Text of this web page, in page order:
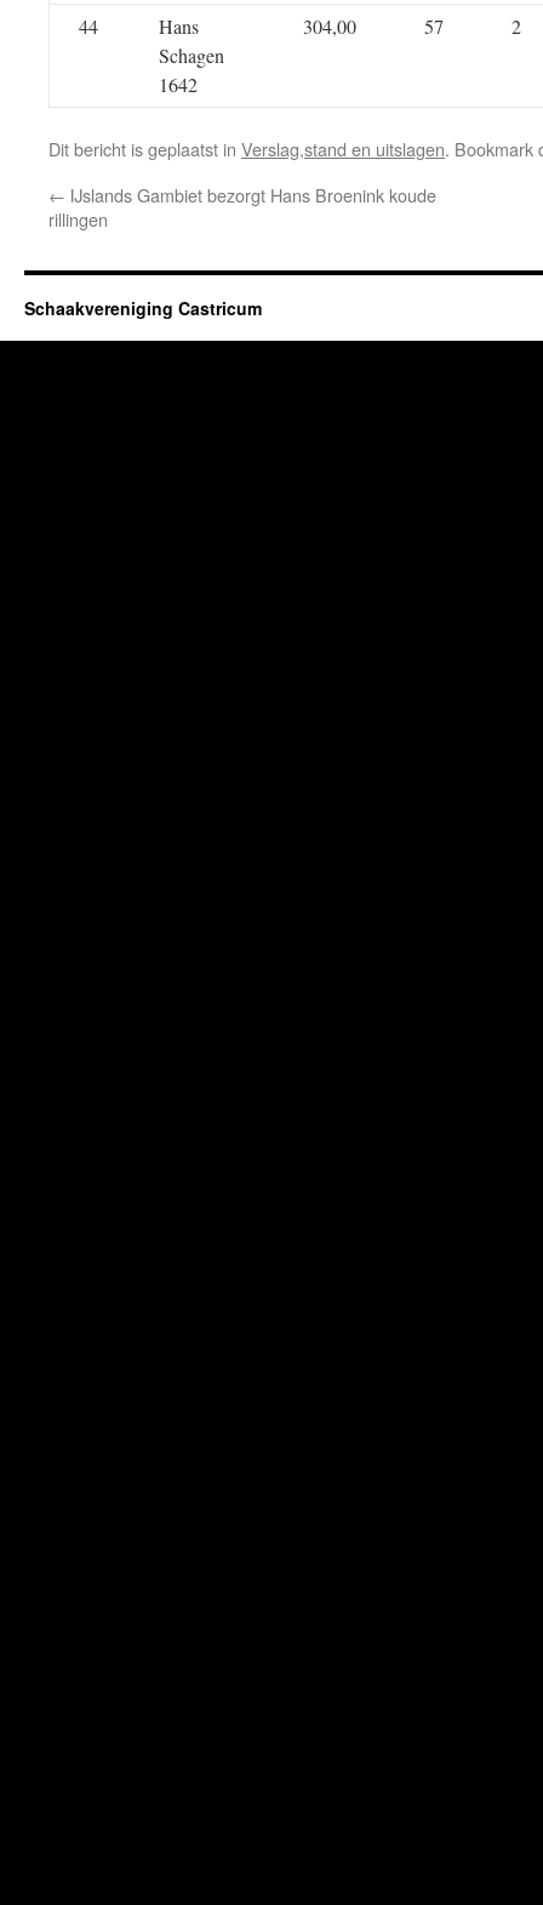
44
Hans
Schagen
1642
304,00 57 2
Dit bericht is geplaatst in Verslag,stand en uitslagen. Bookmark
← IJslands Gambiet bezorgt Hans Broenink koude
rillingen
Schaakvereniging Castricum